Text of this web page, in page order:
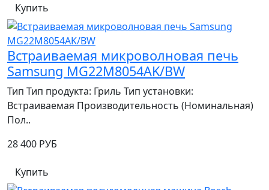
Купить
Встраиваемая микроволновая печь
Samsung MG22M8054AK/BW
Тип Тип продукта: Гриль Тип установки:
Встраиваемая Производительность (Номинальная)
Пол..
28 400 РУБ
Купить